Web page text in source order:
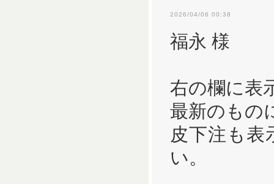
2026/04/06 00:38
福永 様
右の欄に表
最新のもの
皮下注も
い。